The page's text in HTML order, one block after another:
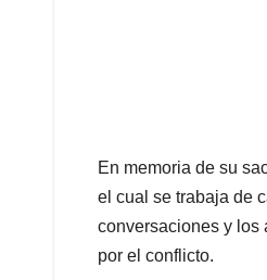
En memoria de su
el cual se trabaja de
conversaciones y los
por el conflicto.